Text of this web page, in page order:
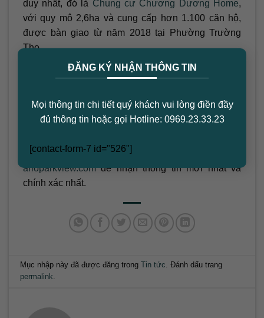
ĐĂNG KÝ NHẬN THÔNG TIN
Mọi thông tin chi tiết quý khách vui lòng điền đầy
đủ thông tin hoặc gọi Hotline: 0969.23.33.23
[contact-form-7 id="526"]
duy nhất, đó là Chung cư Chương Dương Home,
với quy mô 2,6ha và cung cấp hơn 1.100 căn hộ,
được bàn giao từ năm 2018 tại Phường Trường
Thọ.
quan về thị trường căn hộ chung cư tại Thành phố
Thủ Đức. Nếu bạn đang tìm kiếm thông tin chi tiết
hộ chung cư trên toàn quốc, hãy truy cập website
arioparkview.comđể nhận thông tin mới nhất và
chính xác nhất.
Mục nhập này đã được đăng trongTin tức . Đánh dấu trang
permalink